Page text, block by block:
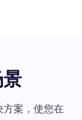
方案，使您在